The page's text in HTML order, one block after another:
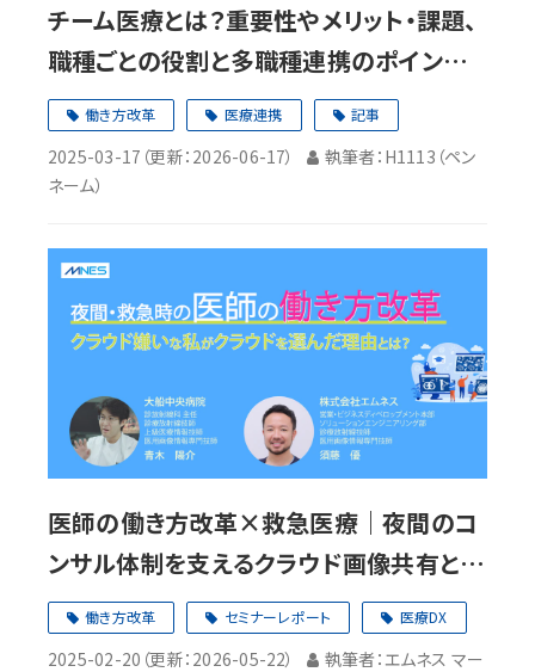
チーム医療とは？重要性やメリット・課題、
職種ごとの役割と多職種連携のポイントを
解説働き方改革 医療連携 記事
2025-03-17 （更新： 2026-06-17）
執筆者：H1113（ペン
ネーム）
医師の働き方改革×救急医療｜夜間のコ
ンサル体制を支えるクラウド画像共有とは
【セミナーレポート】
働き方改革 セミナーレポート 医療DX
2025-02-20 （更新： 2026-05-22）
執筆者：エムネス マー